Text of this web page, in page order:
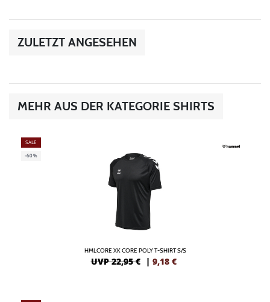
ZULETZT ANGESEHEN
MEHR AUS DER KATEGORIE SHIRTS
SALE
-60%
HMLCORE XK CORE POLY T-SHIRT S/S
UVP 22,95 € | 9,18 €